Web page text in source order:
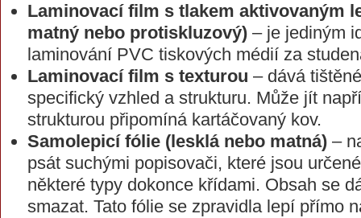
Laminovací film s tlakem aktivovaným
matný nebo protiskluzový) – je jediným
laminování PVC tiskových médií za
Laminovací film s texturou – dává
specifický vzhled a strukturu. Může jít
strukturou připomíná kartáčovaný kov.
Samolepicí fólie (lesklá nebo matná) –
psát suchými popisovači, které jsou
některé typy dokonce křídami. Obsah se
smazat. Tato fólie se zpravidla lepí přímo